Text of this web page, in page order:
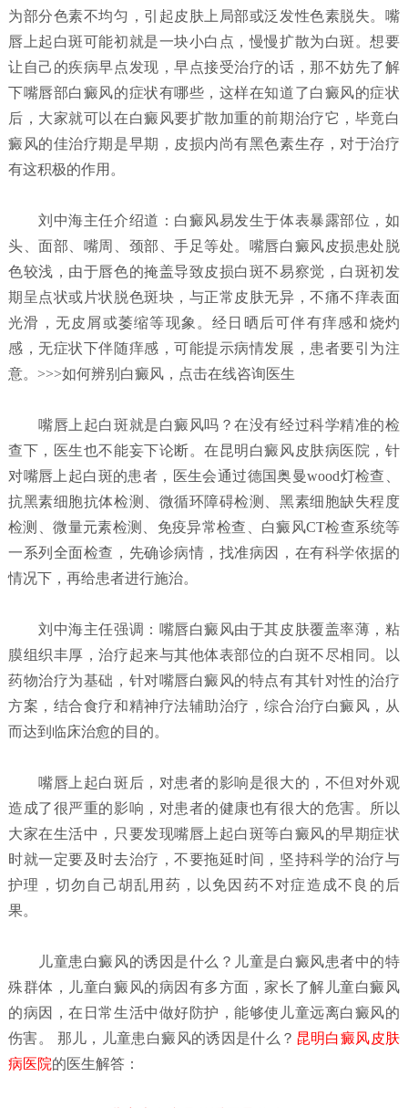
为部分色素不均匀，引起皮肤上局部或泛发性色素脱失。嘴
唇上起白斑可能初就是一块小白点，慢慢扩散为白斑。想要
让自己的疾病早点发现，早点接受治疗的话，那不妨先了解
下嘴唇部白癜风的症状有哪些，这样在知道了白癜风的症状
后，大家就可以在白癜风要扩散加重的前期治疗它，毕竟白
癜风的佳治疗期是早期，皮损内尚有黑色素生存，对于治疗
有这积极的作用。
刘中海主任介绍道：白癜风易发生于体表暴露部位，如
头、面部、嘴周、颈部、手足等处。嘴唇白癜风皮损患处脱
色较浅，由于唇色的掩盖导致皮损白斑不易察觉，白斑初发
期呈点状或片状脱色斑块，与正常皮肤无异，不痛不痒表面
光滑，无皮屑或萎缩等现象。经日晒后可伴有痒感和烧灼
感，无症状下伴随痒感，可能提示病情发展，患者要引为注
意。>>>如何辨别白癜风，点击在线咨询医生
嘴唇上起白斑就是白癜风吗？在没有经过科学精准的检
查下，医生也不能妄下论断。在昆明白癜风皮肤病医院，针
对嘴唇上起白斑的患者，医生会通过德国奥曼wood灯检查、
抗黑素细胞抗体检测、微循环障碍检测、黑素细胞缺失程度
检测、微量元素检测、免疫异常检查、白癜风CT检查系统等
一系列全面检查，先确诊病情，找准病因，在有科学依据的
情况下，再给患者进行施治。
刘中海主任强调：嘴唇白癜风由于其皮肤覆盖率薄，粘
膜组织丰厚，治疗起来与其他体表部位的白斑不尽相同。以
药物治疗为基础，针对嘴唇白癜风的特点有其针对性的治疗
方案，结合食疗和精神疗法辅助治疗，综合治疗白癜风，从
而达到临床治愈的目的。
嘴唇上起白斑后，对患者的影响是很大的，不但对外观
造成了很严重的影响，对患者的健康也有很大的危害。所以
大家在生活中，只要发现嘴唇上起白斑等白癜风的早期症状
时就一定要及时去治疗，不要拖延时间，坚持科学的治疗与
护理，切勿自己胡乱用药，以免因药不对症造成不良的后
果。
儿童患白癜风的诱因是什么？ 儿童是白癜风患者中的特
殊群体，儿童白癜风的病因有多方面，家长了解儿童白癜风
的病因，在日常生活中做好防护，能够使儿童远离白癜风的
伤害。 那儿，儿童患白癜风的诱因是什么？ 昆明白癜风皮肤
病医院的医生解答：